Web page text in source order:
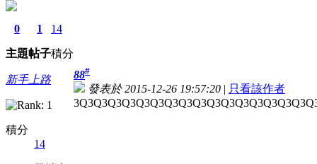
0
主題
1
帖子
14
積分
新手上路
積分
14
88#
發表於 2015-12-26 19:57:20 | 只看該作者